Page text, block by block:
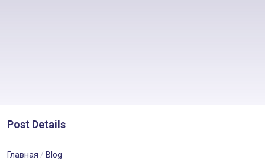
Post Details
Главная Blog